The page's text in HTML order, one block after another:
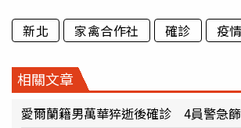
新北 家禽合作社 確診 疫情
相關文章
愛爾蘭籍男萬華猝逝後確診 4員警急